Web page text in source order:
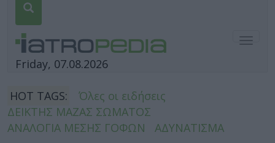
Friday, 07.08.2026
HOT TAGS:
Όλες οι ειδήσεις
ΔΕΙΚΤΗΣ ΜΑΖΑΣ ΣΩΜΑΤΟΣ
ΑΝΑΛΟΓΙΑ ΜΕΣΗΣ ΓΟΦΩΝ
ΑΔΥΝΑΤΙΣΜΑ